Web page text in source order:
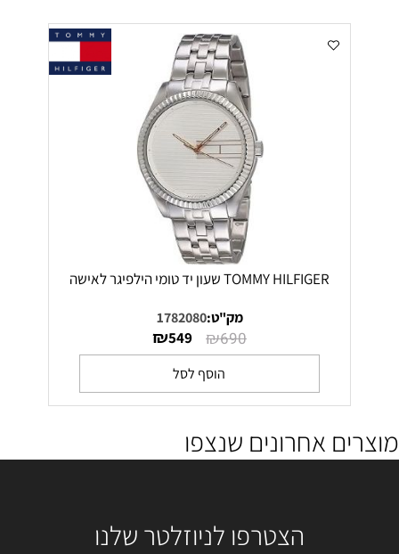
TOMMY HILFIGER שעון יד טומי הילפיגר לאישה
מק"ט:1782080
₪690
₪549
הוסף לסל
מוצרים אחרונים שנצפו
הצטרפו לניוזלטר שלנו